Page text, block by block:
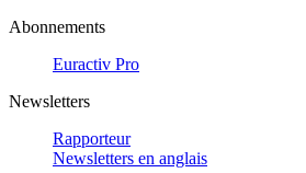
Abonnements
Euractiv Pro
Newsletters
Rapporteur
Newsletters en anglais